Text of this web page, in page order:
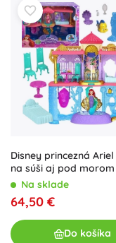
Disney princezná
na súši aj pod morom
Na sklade
64,50 €
Do košíka